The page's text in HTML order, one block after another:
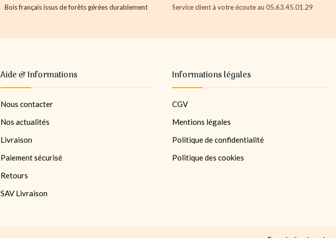
Bois français issus de forêts gérées durablement Service client à votre écoute au 05.63.45.01.29
Aide & Informations
Nous contacter
Nos actualités
Livraison
Paiement sécurisé
Retours
SAV Livraison
Informations légales
CGV
Mentions légales
Politique de confidentialité
Politique des cookies